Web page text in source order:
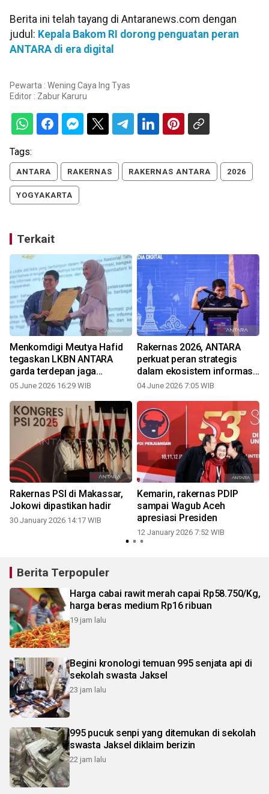
Berita ini telah tayang di Antaranews.com dengan
judul: Kepala Bakom RI dorong penguatan peran
ANTARA di era digital
Pewarta : Wening Caya Ing Tyas
Editor : Zabur Karuru
Tags:
ANTARA RAKERNAS RAKERNAS ANTARA 2026
YOGYAKARTA
Terkait
Menkomdigi Meutya Hafid
tegaskan LKBN ANTARA
garda terdepan jaga
integritas informasi
05 June 2026 16:29 WIB
Rakernas 2026, ANTARA
perkuat peran strategis
dalam ekosistem informasi
negara
04 June 2026 7:05 WIB
Rakernas PSI di Makassar,
Jokowi dipastikan hadir
30 January 2026 14:17 WIB
Kemarin, rakernas PDIP
sampai Wagub Aceh
apresiasi Presiden
12 January 2026 7:52 WIB
Berita Terpopuler
Harga cabai rawit merah capai Rp58.750/Kg,
harga beras medium Rp16 ribuan
19 jam lalu
Begini kronologi temuan 995 senjata api di
sekolah swasta Jaksel
23 jam lalu
995 pucuk senpi yang ditemukan di sekolah
swasta Jaksel diklaim berizin
22 jam lalu